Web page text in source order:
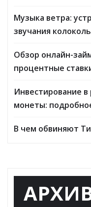
Музыка ветра:
звучания
Обзор онлайн-
процентные
Инвестирование
монеты:
В чем обвиняют